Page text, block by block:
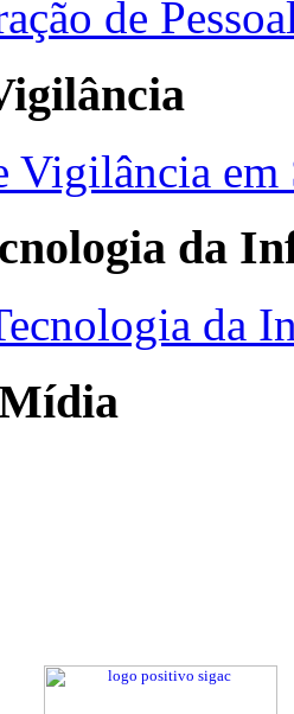
de
Vigilância em
da
da